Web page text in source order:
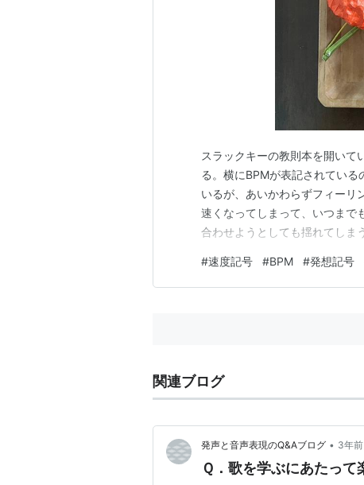
スラックキーの教則本を開いて
る。横にBPMが表記されてい
いるが、あいかわらずフィーリ
速くなってしまって、いつまで
合わせようとしても揺れてしま
くさん種類があってよさそうな
も譜面というものを開いてい
#速度記号 #BPM #発想記号
関連ブログ
発声と音声表現のQ&Aブログ • 3年前
Ｑ．歌を学ぶにあたって